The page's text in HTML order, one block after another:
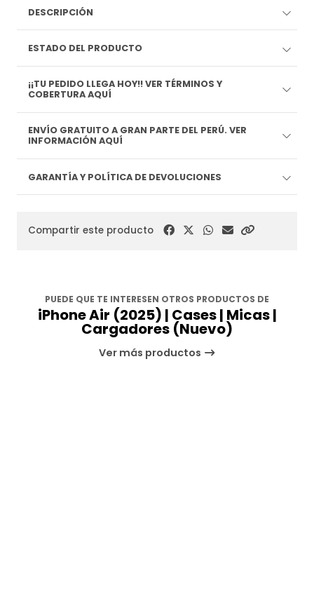
DESCRIPCIÓN
ESTADO DEL PRODUCTO
¡¡TU PEDIDO LLEGA HOY!! VER TÉRMINOS Y
COBERTURA AQUÍ
ENVÍO GRATUITO A GRAN PARTE DEL PERÚ. VER
INFORMACIÓN AQUÍ
GARANTÍA Y POLÍTICA DE DEVOLUCIONES
Compartir este producto
PUEDE QUE TE INTERESEN OTROS PRODUCTOS DE
iPhone Air (2025) | Cases | Micas |
Cargadores (Nuevo)
Ver más productos